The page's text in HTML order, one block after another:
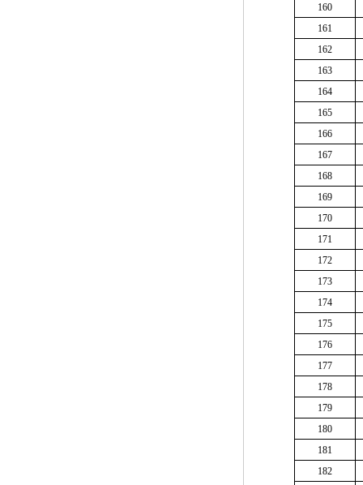
160
161
162
163
164
165
166
167
168
169
170
171
172
173
174
175
176
177
178
179
180
181
182